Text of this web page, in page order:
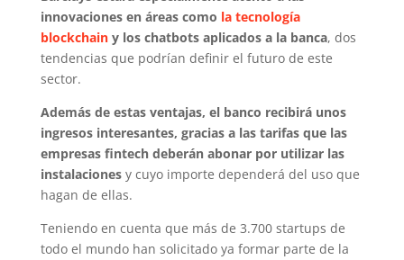
innovaciones en áreas como la tecnología
blockchainy los chatbots aplicados a la banca, dos
tendencias que podrían definir el futuro de este
sector.
Además de estas ventajas, el banco recibirá unos
ingresos interesantes, gracias a las tarifas que las
empresas fintech deberán abonar por utilizar las
instalacionesy cuyo importe dependerá del uso que
hagan de ellas.
Teniendo en cuenta que más de 3.700 startups de
todo el mundo han solicitado ya formar parte de la